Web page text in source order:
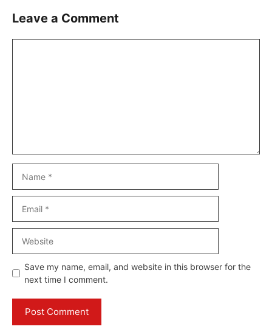
Leave a Comment
Save my name, email, and website in this browser for the
next time I comment.